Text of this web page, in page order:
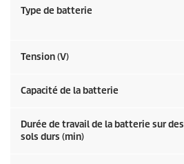
Type de batterie
Tension (V)
Capacité de la batterie
Durée de travail de la batterie sur des
sols durs (min)